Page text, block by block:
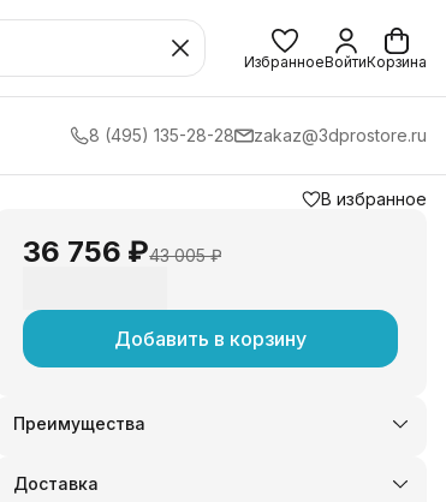
ИзбранноеВойтиКорзина
8 (495) 135-28-28 zakaz@3dprostore.ru
В избранное
36 756 ₽43 005 ₽
Добавить в корзину
Преимущества
Оплата частями в Сплит
Удобный возврат
Доставка